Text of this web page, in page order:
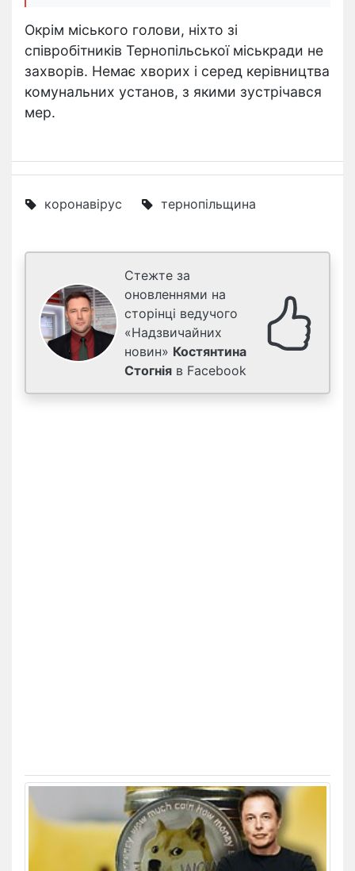
Окрім міського голови, ніхто зі
співробітників Тернопільської міськради не
захворів. Немає хворих і серед керівництва
комунальних установ, з якими зустрічався
мер.
коронавірус тернопільщина
Стежте за
оновленнями на
сторінці ведучого
«Надзвичайних
новин» Костянтина
Стогнія в Facebook